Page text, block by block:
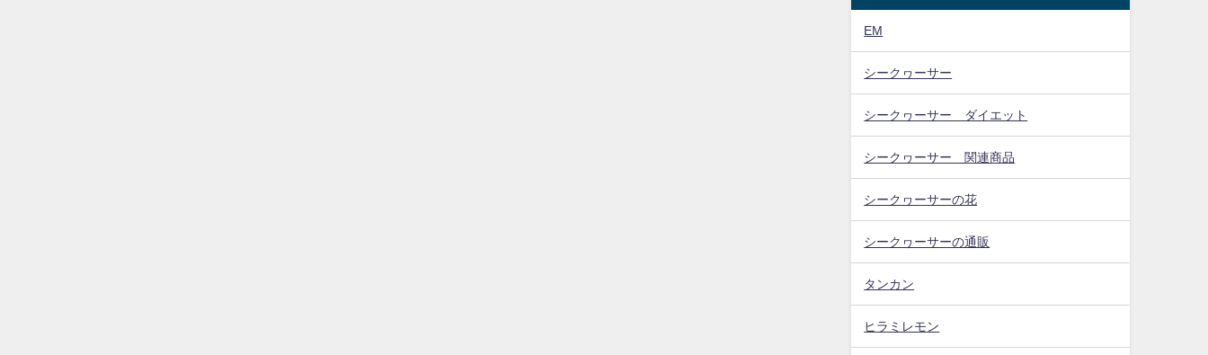
EM
シークヮーサー
シークヮーサー ダイエット
シークヮーサー 関連商品
シークヮーサーの花
シークヮーサーの通販
タンカン
ヒラミレモン